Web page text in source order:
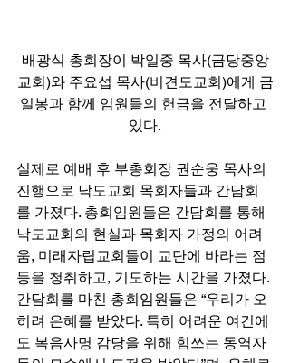
배광식 총회장이 박일중 목사(금당중앙
교회)와 주요섭 목사(비견도교회)에게 금
일봉과 함께 임원들의 헌금을 전달하고
있다.
실제로 예배 후 부총회장 권순웅 목사의
진행으로 낙도교회 목회자들과 간담회
를 가졌다. 총회임원들은 간담회를 통해
낙도교회의 현실과 목회자 가정의 어려
움, 미래자립교회들이 교단에 바라는 점
등을 청취하고, 기도하는 시간을 가졌다.
간담회를 마친 총회임원들은 “우리가 오
히려 은혜를 받았다. 특히 어려운 여건에
도 복음사명 감당을 위해 힘쓰는 동역자